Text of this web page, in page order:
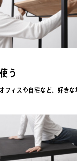
う
フィスや自宅など、好き